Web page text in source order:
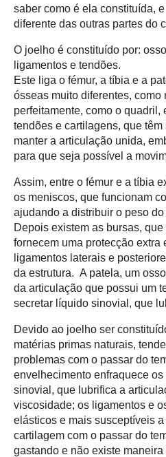
saber como é ela constituída,
diferente das outras partes do
O joelho é constituído por:
ligamentos e tendões.
Este liga o fémur, a tíbia e a
ósseas muito diferentes,
perfeitamente, como o quadril,
tendões e cartilagens, que
manter a articulação unida,
para que seja possível a
Assim, entre o fémur e a tíbia
os meniscos, que funcionam
ajudando a distribuir o peso
Depois existem as bursas,
fornecem uma protecção extra
ligamentos laterais e
da estrutura. A patela, um
da articulação que possui um
secretar líquido sinovial, que
Devido ao joelho ser
matérias primas naturais,
problemas com o passar do
envelhecimento enfraquece
sinovial, que lubrifica a
viscosidade; os ligamentos e
elásticos e mais susceptíveis
cartilagem com o passar do
gastando e não existe maneira